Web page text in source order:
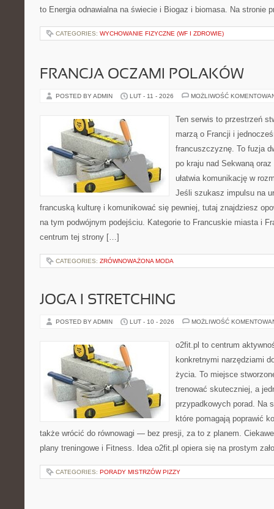
to Energia odnawialna na świecie i Biogaz i biomasa. Na stronie
CATEGORIES: WYCHOWANIE FIZYCZNE (WF I ZDROWIE)
FRANCJA OCZAMI POLAKÓW
POSTED BY ADMIN LUT - 11 - 2026 MOŻLIWOŚĆ
Ten serwis to przestrzeń
marzą o Francji i
francuszczyznę. To fuzja
po kraju nad Sekwaną
ułatwia komunikację w
Jeśli szukasz impulsu na
francuską kulturę i komunikować się pewniej, tutaj znajdziesz
na tym podwójnym podejściu. Kategorie to Francuskie miasta i
centrum tej strony […]
CATEGORIES: ZRÓWNOWAŻONA MODA
JOGA I STRETCHING
POSTED BY ADMIN LUT - 10 - 2026 MOŻLIWOŚĆ
o2fit.pl to centrum
konkretnymi narzędziami
życia. To miejsce
trenować skuteczniej, a
przypadkowych porad. Na
które pomagają poprawić
także wrócić do równowagi — bez presji, za to z planem.
plany treningowe i Fitness. Idea o2fit.pl opiera się na prostym
CATEGORIES: PORADY MISTRZÓW PIZZY